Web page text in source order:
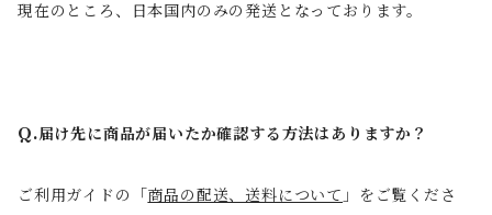
現在のところ、日本国内のみの発送となっております。
Q.届け先に商品が届いたか確認する方法はありますか？
ご利用ガイドの「商品の配送、送料について 」をご覧くださ